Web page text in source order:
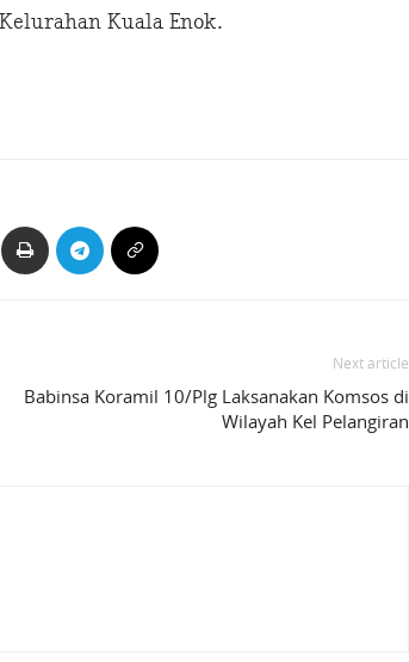
Kuala Enok.
Next article
Babinsa Koramil 10/Plg Laksanakan Komsos di
Wilayah Kel Pelangiran